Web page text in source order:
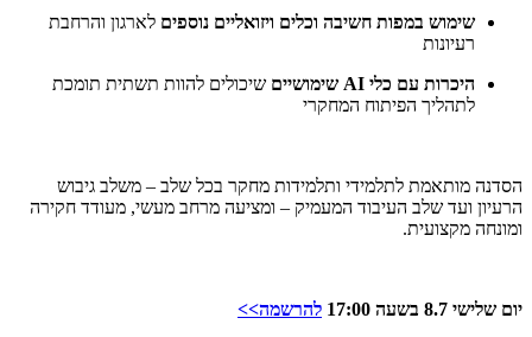
שימוש במפות חשיבה וכלים ויזואליים נוספים לארגון והרחבת
רעיונות
היכרות עם כלי AI שימושיים
שיכולים להוות תשתית תומכת
לתהליך הפיתוח המחקרי
הסדנה מותאמת לתלמידי ותלמידות מחקר בכל שלב – משלב גיבוש
הרעיון ועד שלב העיבוד המעמיק – ומציעה מרחב מעשי, מעודד חקירה
ומונחה מקצועית.
יום שלישי 8.7 בשעה 17:00
להרשמה>>